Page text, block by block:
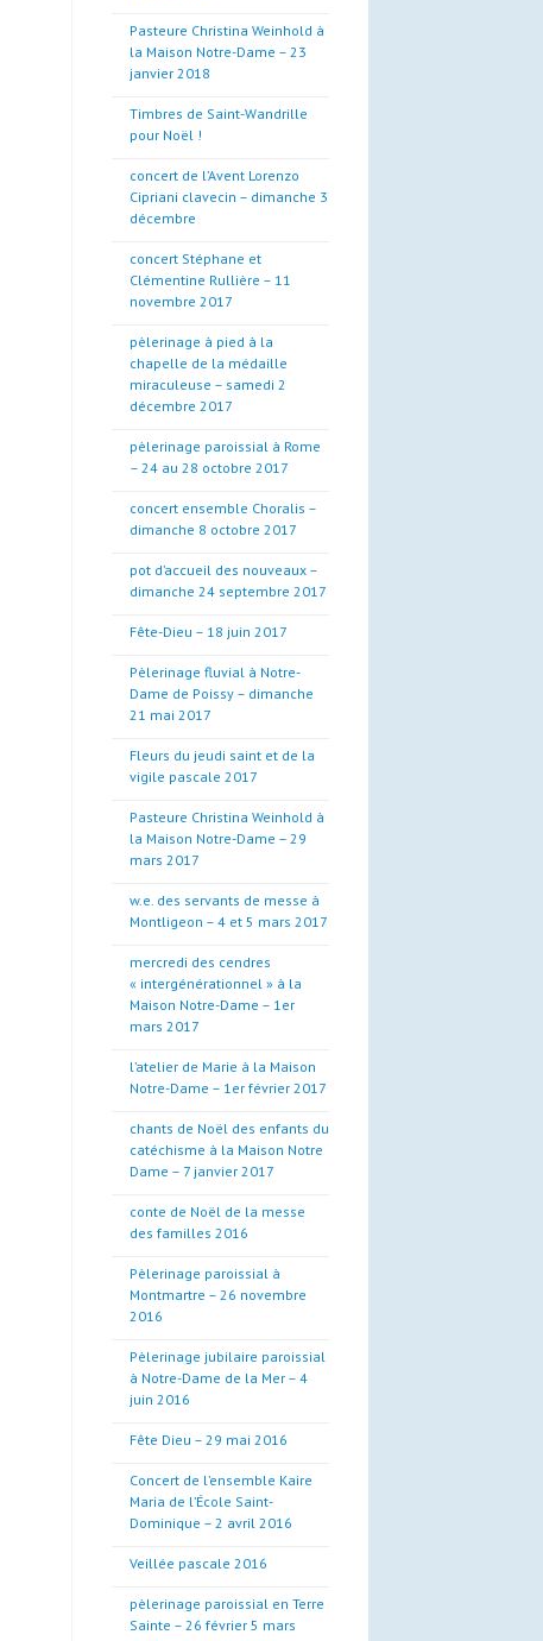
Pasteure Christina Weinhold à
la Maison Notre-Dame – 23
janvier 2018
Timbres de Saint-Wandrille
pour Noël !
concert de l’Avent Lorenzo
Cipriani clavecin – dimanche 3
décembre
concert Stéphane et
Clémentine Rullière – 11
novembre 2017
pèlerinage à pied à la
chapelle de la médaille
miraculeuse – samedi 2
décembre 2017
pèlerinage paroissial à Rome
– 24 au 28 octobre 2017
concert ensemble Choralis –
dimanche 8 octobre 2017
pot d’accueil des nouveaux –
dimanche 24 septembre 2017
Fête-Dieu – 18 juin 2017
Pèlerinage fluvial à Notre-
Dame de Poissy – dimanche
21 mai 2017
Fleurs du jeudi saint et de la
vigile pascale 2017
Pasteure Christina Weinhold à
la Maison Notre-Dame – 29
mars 2017
w.e. des servants de messe à
Montligeon – 4 et 5 mars 2017
mercredi des cendres
« intergénérationnel » à la
Maison Notre-Dame – 1er
mars 2017
l’atelier de Marie à la Maison
Notre-Dame – 1er février 2017
chants de Noël des enfants du
catéchisme à la Maison Notre
Dame – 7 janvier 2017
conte de Noël de la messe
des familles 2016
Pèlerinage paroissial à
Montmartre – 26 novembre
2016
Pèlerinage jubilaire paroissial
à Notre-Dame de la Mer – 4
juin 2016
Fête Dieu – 29 mai 2016
Concert de l’ensemble Kaire
Maria de l’École Saint-
Dominique – 2 avril 2016
Veillée pascale 2016
pèlerinage paroissial en Terre
Sainte – 26 février 5 mars